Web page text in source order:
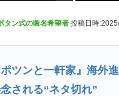
タン式の匿名希望者 投稿日時
ポツンと一軒家』海外
される“ネタ切れ”